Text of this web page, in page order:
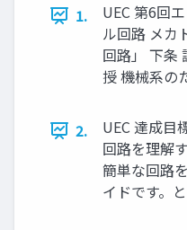
1.
UEC 第6回
ル回路 メカ
回路」 下条
授 機械系の
2.
UEC 達成目
回路を理解
簡単な回路
イドです。